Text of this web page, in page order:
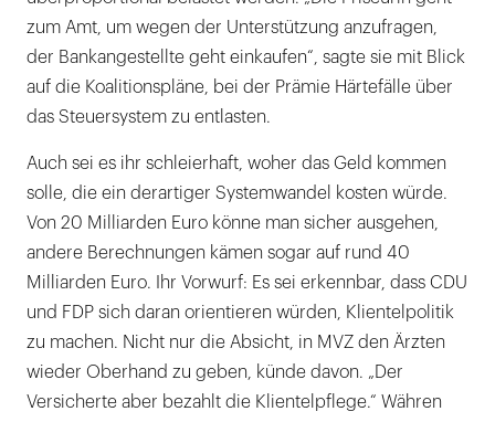
zum Amt, um wegen der Unterstützung anzufragen,
der Bankangestellte geht einkaufen“, sagte sie mit Blick
auf die Koalitionspläne, bei der Prämie Härtefälle über
das Steuersystem zu entlasten.
Auch sei es ihr schleierhaft, woher das Geld kommen
solle, die ein derartiger Systemwandel kosten würde.
Von 20 Milliarden Euro könne man sicher ausgehen,
andere Berechnungen kämen sogar auf rund 40
Milliarden Euro. Ihr Vorwurf: Es sei erkennbar, dass CDU
und FDP sich daran orientieren würden, Klientelpolitik
zu machen. Nicht nur die Absicht, in MVZ den Ärzten
wieder Oberhand zu geben, künde davon. „Der
Versicherte aber bezahlt die Klientelpflege.“ Währen